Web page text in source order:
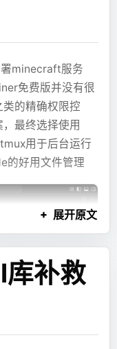
接生成 HTML /
渲染，那用户在
。尤其是图表、
展示出来，却因
后。
和文本
个 VPS 扔上去，
脆直接套
希望博客在国内
独管一台服务
后端可以有评论/
就意味着要管一
麻烦了，之前家里
痒，债多了不
，就直接扔上面
去维护，就很麻烦
GitHub Pages
的。调研了一下
Pages
minecraft服务
免费版并没有很
的精确权限控
最终选择使用
用于后台运行
的好用文件管理
展开原文
补救